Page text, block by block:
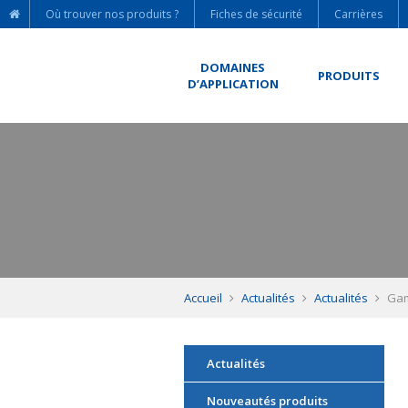
Où trouver nos produits ? Fiches de sécurité Carrières
DOMAINES
D’APPLICATION
PRODUITS
Accueil Actualités Actualités
Actualités
Nouveautés produits